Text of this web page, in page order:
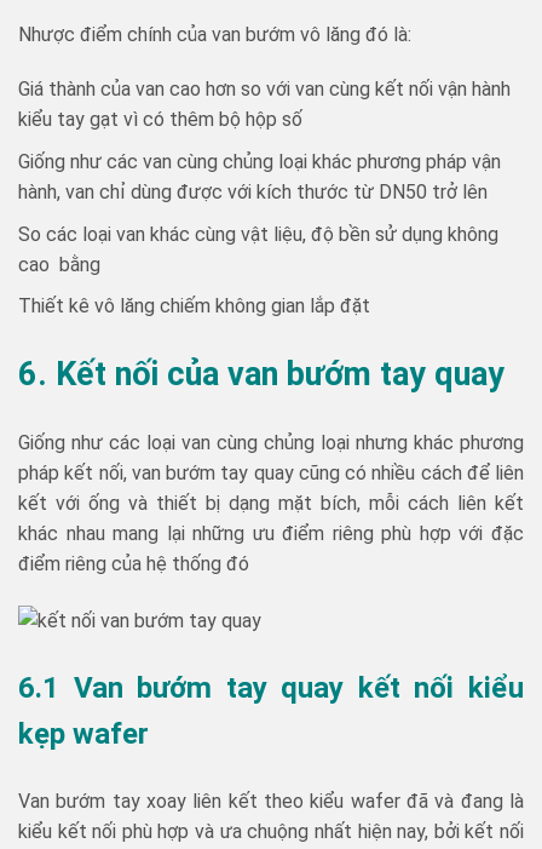
Nhược điểm chính của van bướm vô lăng đó là:
Giá thành của van cao hơn so với van cùng kết nối vận hành
kiểu tay gạt vì có thêm bộ hộp số
Giống như các van cùng chủng loại khác phương pháp vận
hành, van chỉ dùng được với kích thước từ DN50 trở lên
So các loại van khác cùng vật liệu, độ bền sử dụng không
cao bằng
Thiết kê vô lăng chiếm không gian lắp đặt
6. Kết nối của van bướm tay quay
Giống như các loại van cùng chủng loại nhưng khác phương
pháp kết nối, van bướm tay quay cũng có nhiều cách để liên
kết với ống và thiết bị dạng mặt bích, mỗi cách liên kết
khác nhau mang lại những ưu điểm riêng phù hợp với đặc
điểm riêng của hệ thống đó
6.1 Van bướm tay quay kết nối kiểu
kẹp wafer
Van bướm tay xoay liên kết theo kiểu wafer đã và đang là
kiểu kết nối phù hợp và ưa chuộng nhất hiện nay, bởi kết nối